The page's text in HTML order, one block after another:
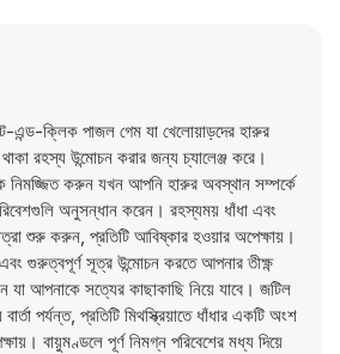
এন্ড-ক্লিক পাজল গেম যা খেলোয়াড়দের হারুর
রহস্য উন্মোচন করার জন্য চ্যালেঞ্জ করে।
নিমজ্জিত করুন যখন আপনি হারুর অবস্থান সম্পর্কে
অনুসন্ধান করেন। রহস্যময় ধাঁধা এবং
শুরু করুন, প্রতিটি আবিষ্কার হওয়ার অপেক্ষায়।
এবং গুরুত্বপূর্ণ সূত্র উন্মোচন করতে আপনার তীক্ষ্ণ
যা আপনাকে সত্যের কাছাকাছি নিয়ে যাবে। জটিল
পর্যন্ত, প্রতিটি মিথস্ক্রিয়াতে ধাঁধার একটি অংশ
বায়ুমণ্ডলে পূর্ণ নিমগ্ন পরিবেশের মধ্য দিয়ে